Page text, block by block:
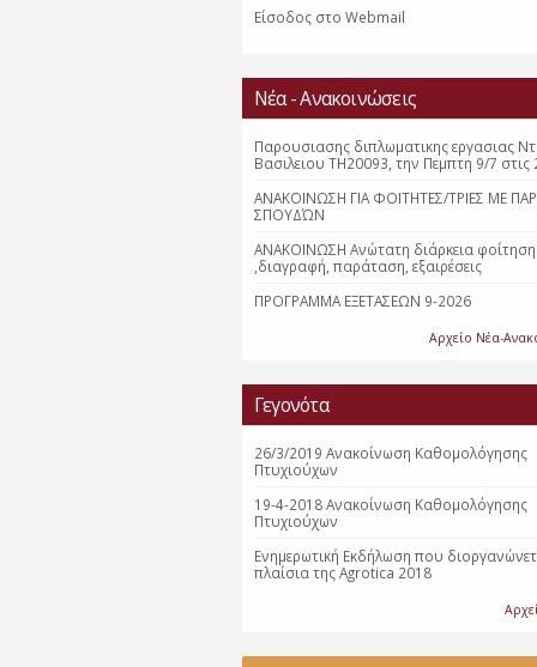
Είσοδος στο Webmail
Νέα - Ανακοινώσεις
Παρουσιασης διπλωματικης εργασιας
Βασιλειου ΤΗ20093, την Πεμπτη 9/7 στις
ΑΝΑΚΟΙΝΩΣΗ ΓΙΑ ΦΟΙΤΗΤΕΣ/ΤΡΙΕΣ ΜΕ
ΣΠΟΥΔΏΝ
ΑΝΑΚΟΙΝΩΣΗ Ανώτατη διάρκεια
,διαγραφή, παράταση, εξαιρέσεις
ΠΡΟΓΡΑΜΜΑ ΕΞΕΤΑΣΕΩΝ 9-2026
Αρχείο Νέα-
Γεγονότα
26/3/2019 Ανακοίνωση Καθομολόγησης
Πτυχιούχων
19-4-2018 Ανακοίνωση Καθομολόγησης
Πτυχιούχων
Eνημερωτική Eκδήλωση που
πλαίσια της Agrotica 2018